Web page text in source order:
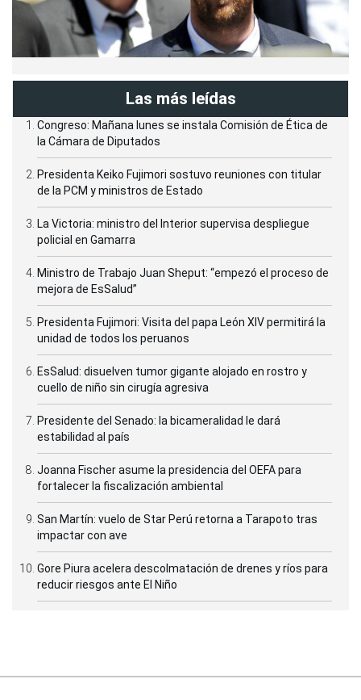
Las más leídas
Congreso: Mañana lunes se instala Comisión de Ética de
la Cámara de Diputados
Presidenta Keiko Fujimori sostuvo reuniones con titular
de la PCM y ministros de Estado
La Victoria: ministro del Interior supervisa despliegue
policial en Gamarra
Ministro de Trabajo Juan Sheput: “empezó el proceso de
mejora de EsSalud”
Presidenta Fujimori: Visita del papa León XIV permitirá la
unidad de todos los peruanos
EsSalud: disuelven tumor gigante alojado en rostro y
cuello de niño sin cirugía agresiva
Presidente del Senado: la bicameralidad le dará
estabilidad al país
Joanna Fischer asume la presidencia del OEFA para
fortalecer la fiscalización ambiental
San Martín: vuelo de Star Perú retorna a Tarapoto tras
impactar con ave
Gore Piura acelera descolmatación de drenes y ríos para
reducir riesgos ante El Niño